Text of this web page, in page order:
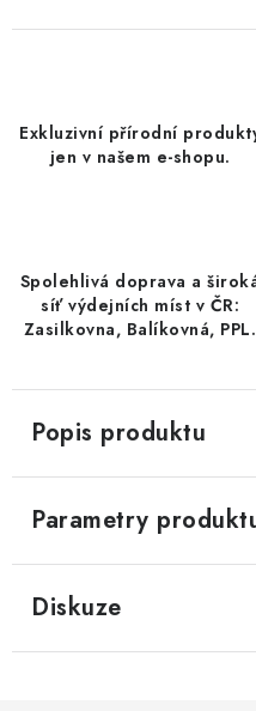
LYOFILIZOVANÉ OVOCE
KOŘENÍ / TEKUTÁ
SUŠENÉ OVOCE /
LYOFILIZOVANÉ OVOCE /
LYOFILIZOVANÉ OVOCE /
Exkluzivní přírodní
jen v našem e-shopu.
Spolehlivá doprava a
síť výdejních míst v ČR:
Zasilkovna, Balíkovná, PPL.
Popis produktu
Parametry
Diskuze